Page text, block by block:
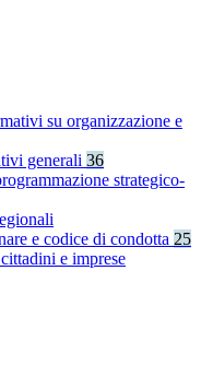
su organizzazione e
generali 36
strategico-
e codice di condotta 25
e imprese